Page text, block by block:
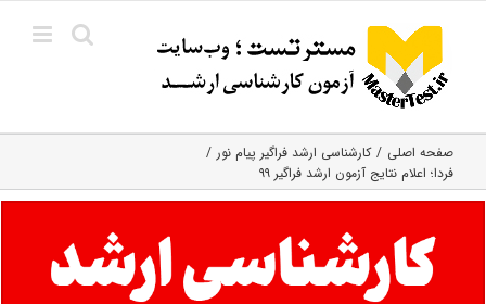
content
صفحه اصلی
کارشناسی ارشد فراگیر پیام نور
فردا؛ اعلام نتایج آزمون ارشد فراگیر ۹۹